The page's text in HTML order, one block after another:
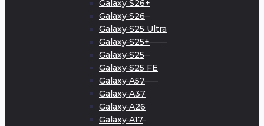
Galaxy S26+
Galaxy S26
Galaxy S25 Ultra
Galaxy S25+
Galaxy S25
Galaxy S25 FE
Galaxy A57
Galaxy A37
Galaxy A26
Galaxy A17